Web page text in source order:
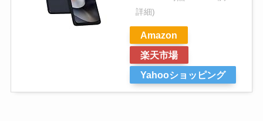
詳細)
Amazon
楽天市場
Yahooショッピング